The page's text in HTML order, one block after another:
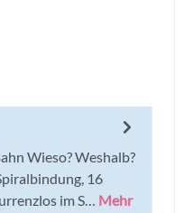
Wieso? Weshalb?
16
im S… Mehr